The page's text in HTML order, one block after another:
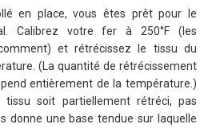
en place, vous êtes prêt pour le
Calibrez votre fer à 250°F (les
et rétrécissez le tissu du
(La quantité de rétrécissement
entièrement de la température.)
soit partiellement rétréci, pas
donne une base tendue sur laquelle